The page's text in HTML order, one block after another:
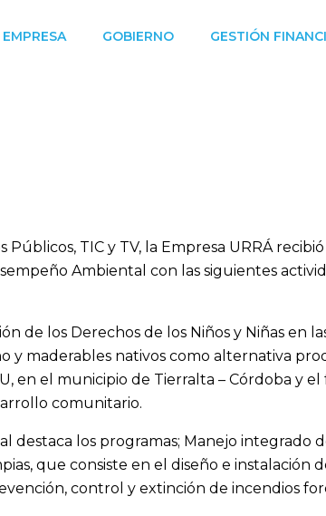
GOBIERNO GESTIÓN
TIC y TV, la Empresa URRÁ
Ambiental con las siguientes
de los Derechos de los Niños y Niñas en
maderables nativos como alternativa
en el municipio de Tierralta – Córdoba y
comunitario.
destaca los programas; Manejo integrado
que consiste en el diseño e instalación
control y extinción de incendios